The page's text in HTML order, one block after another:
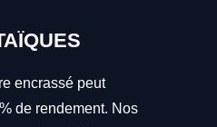
encrassé peut
de rendement. Nos